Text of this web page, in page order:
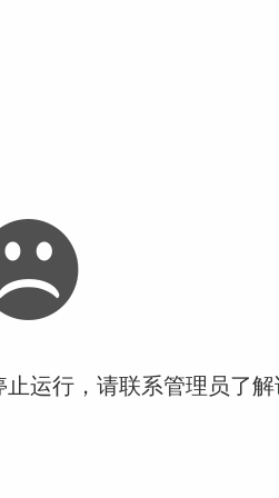
运行，请联系管理员了